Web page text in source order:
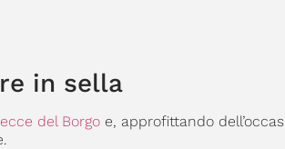
in sella
del Borgoe, approfittando